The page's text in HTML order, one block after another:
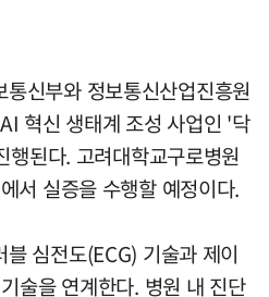
신부와 정보통신산업진흥원
혁신 생태계 조성 사업인 '닥
된다. 고려대학교구로병원
서 실증을 수행할 예정이다.
심전도(ECG) 기술과 제이
술을 연계한다. 병원 내 진단